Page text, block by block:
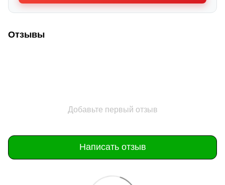
Отзывы
Добавьте первый отзыв
Написать отзыв